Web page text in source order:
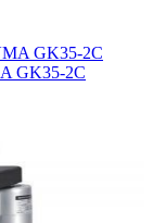
GK35-2С